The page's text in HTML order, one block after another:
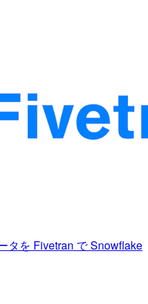
タを Fivetran で Snowflake